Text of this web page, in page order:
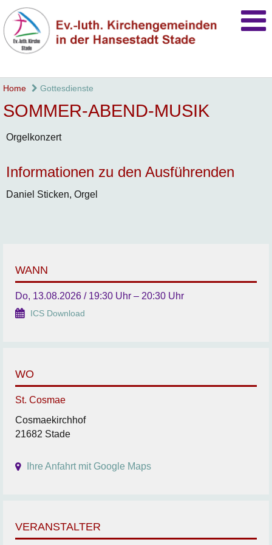
Home Gottesdienste
SOMMER-ABEND-MUSIK
Orgelkonzert
Informationen zu den Ausführenden
Daniel Sticken, Orgel
WANN
Do, 13.08.2026 / 19:30 Uhr – 20:30 Uhr
ICS Download
WO
St. Cosmae
Cosmaekirchhof
21682 Stade
Ihre Anfahrt mit Google Maps
VERANSTALTER